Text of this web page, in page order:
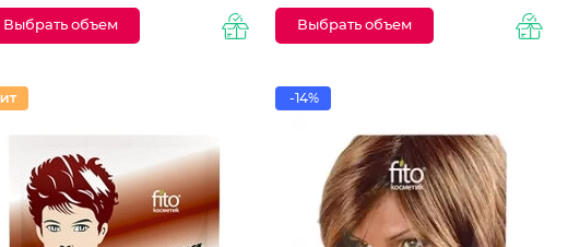
Выбрать объем Выбрать объем
-14%